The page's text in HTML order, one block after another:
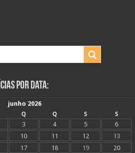
Por Data:
junho 2026
Q Q S
S
3 4 5
6
10 11 12
13
17 18 19 20